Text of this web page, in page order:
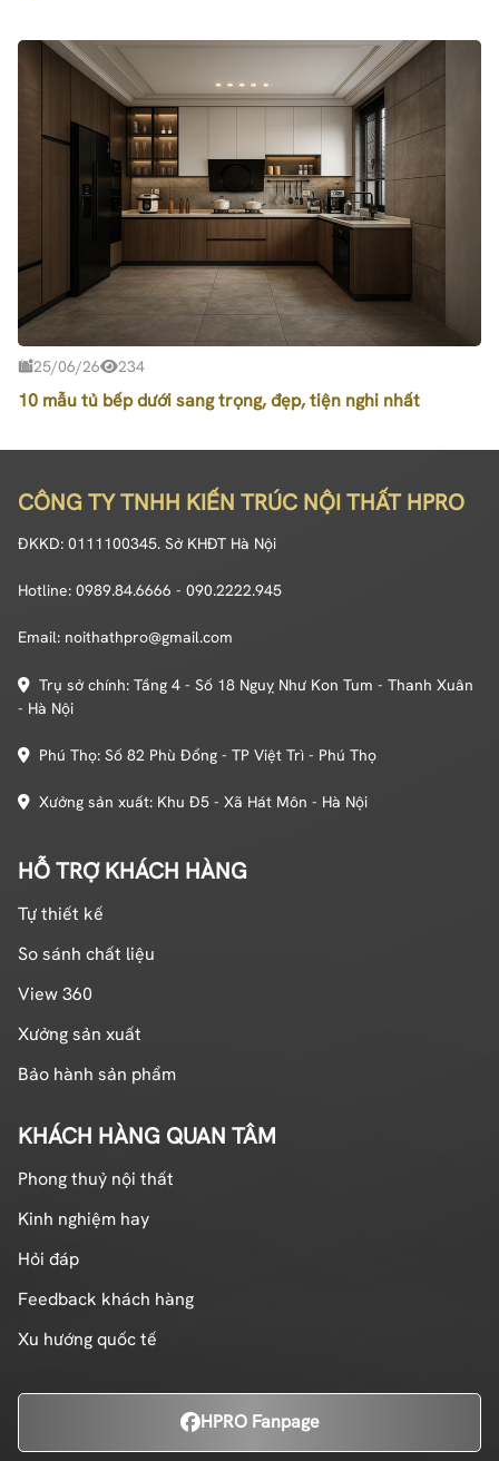
25/06/26 234
10 mẫu tủ bếp dưới sang trọng, đẹp, tiện nghi nhất
CÔNG TY TNHH KIẾN TRÚC NỘI THẤT HPRO
ĐKKD: 0111100345. Sở KHĐT Hà Nội
Hotline: 0989.84.6666 - 090.2222.945
Email: noithathpro@gmail.com
Trụ sở chính: Tầng 4 - Số 18 Nguỵ Như Kon Tum - Thanh Xuân
- Hà Nội
Phú Thọ: Số 82 Phù Đổng - TP Việt Trì - Phú Thọ
Xưởng sản xuất: Khu Đ5 - Xã Hát Môn - Hà Nội
HỖ TRỢ KHÁCH HÀNG
Tự thiết kế
So sánh chất liệu
View 360
Xưởng sản xuất
Bảo hành sản phẩm
KHÁCH HÀNG QUAN TÂM
Phong thuỷ nội thất
Kinh nghiệm hay
Hỏi đáp
Feedback khách hàng
Xu hướng quốc tế
HPRO Fanpage